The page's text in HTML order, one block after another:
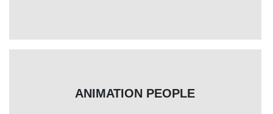
ANIMATION PEOPLE